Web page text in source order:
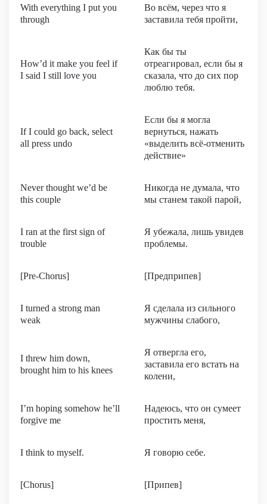
With everything I put you
through
Во всём, через что я
заставила тебя пройти,
How’d it make you feel if
I said I still love you
Как бы ты
отреагировал, если бы я
сказала, что до сих пор
люблю тебя.
If I could go back, select
all press undo
Если бы я могла
вернуться, нажать
«выделить всё-отменить
действие»
Never thought we’d be
this couple
Никогда не думала, что
мы станем такой парой,
I ran at the first sign of
trouble
Я убежала, лишь увидев
проблемы.
[Pre-Chorus] [Предприпев]
I turned a strong man
weak
Я сделала из сильного
мужчины слабого,
I threw him down,
brought him to his knees
Я отвергла его,
заставила его встать на
колени,
I’m hoping somehow he’ll
forgive me
Надеюсь, что он сумеет
простить меня,
I think to myself. Я говорю себе.
[Chorus] [Припев]